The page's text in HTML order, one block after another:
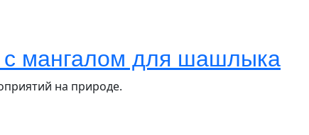
с мангалом для шашлыка
на природе.